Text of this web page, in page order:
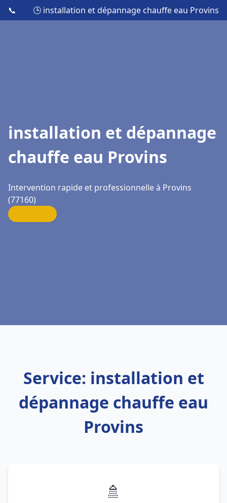
📞 🕒 installation et dépannage chauffe eau Provins
installation et dépannage
chauffe eau Provins
Intervention rapide et professionnelle à Provins
(77160)
Service: installation et
dépannage chauffe eau
Provins
🚿